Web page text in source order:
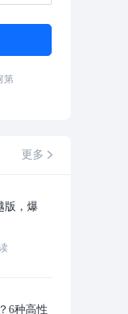
第
更多 
版，爆
6种高性